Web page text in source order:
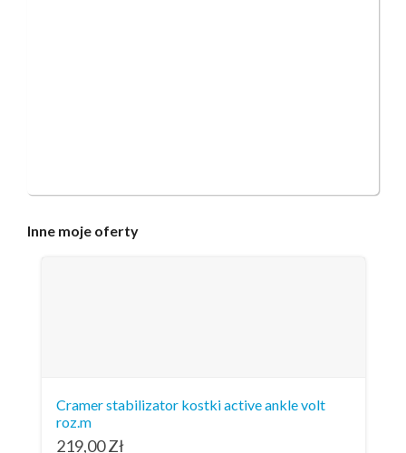
Inne moje oferty
Cramer stabilizator kostki active ankle volt
roz.m
219,00Zł